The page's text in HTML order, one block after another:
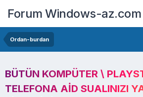
Forum Windows-az.com
Ordan-burdan
BÜTÜN KOMPÜTER \
TELEFONA AID SUALINIZI